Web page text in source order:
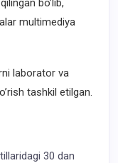
bo’lib,
multimediya
laborator va
tashkil etilgan.
30 dan